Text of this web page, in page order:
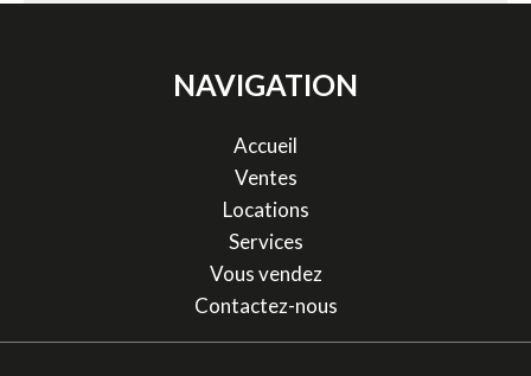
NAVIGATION
Accueil
Ventes
Locations
Services
Vous vendez
Contactez-nous